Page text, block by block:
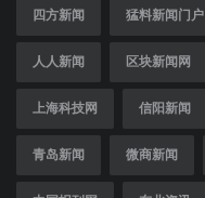
四方新闻 猛料新闻门户
人人新闻 区块新闻网
上海科技网 信阳新闻
青岛新闻 微商新闻